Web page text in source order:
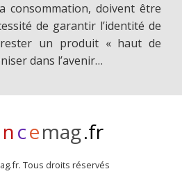
consommation, doivent être
de garantir l’identité de
rester un produit « haut de
dans l’avenir…
ncemag.fr
Tous droits réservés